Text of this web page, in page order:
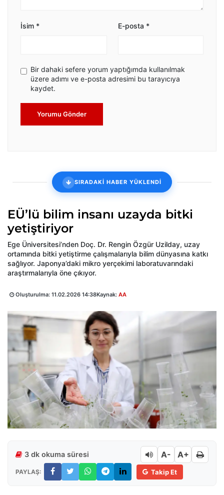
İsim * E-posta *
Bir dahaki sefere yorum yaptığımda kullanılmak
üzere adımı ve e-posta adresimi bu tarayıcıya
kaydet.
Yorumu Gönder
SIRADAKİ HABER YÜKLENDİ
EÜ’lü bilim insanı uzayda bitki
yetiştiriyor
Ege Üniversitesi’nden Doç. Dr. Rengin Özgür Uzilday, uzay
ortamında bitki yetiştirme çalışmalarıyla bilim dünyasına katkı
sağlıyor. Japonya’daki mikro yerçekimi laboratuvarındaki
araştırmalarıyla öne çıkıyor.
Oluşturulma: 11.02.2026 14:38Kaynak: AA
3 dk okuma süresi A- A+
PAYLAŞ: Takip Et